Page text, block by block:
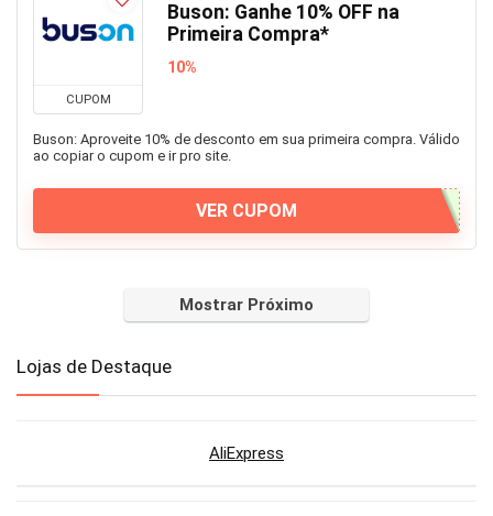
CUPOM
Buson: Ganhe 10% OFF na
Primeira Compra*
10%
Buson: Aproveite 10% de desconto em sua primeira compra. Válido
ao copiar o cupom e ir pro site.
VER CUPOM
Mostrar Próximo
Lojas de Destaque
AliExpress